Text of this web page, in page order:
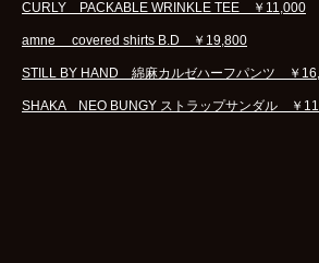
CURLY PACKABLE WRINKLE TEE ￥11,000
amne covered shirts B.D ￥19,800
STILL BY HAND 綿麻カルゼハーフパンツ ￥
SHAKA NEO BUNGY ストラップサンダル ￥